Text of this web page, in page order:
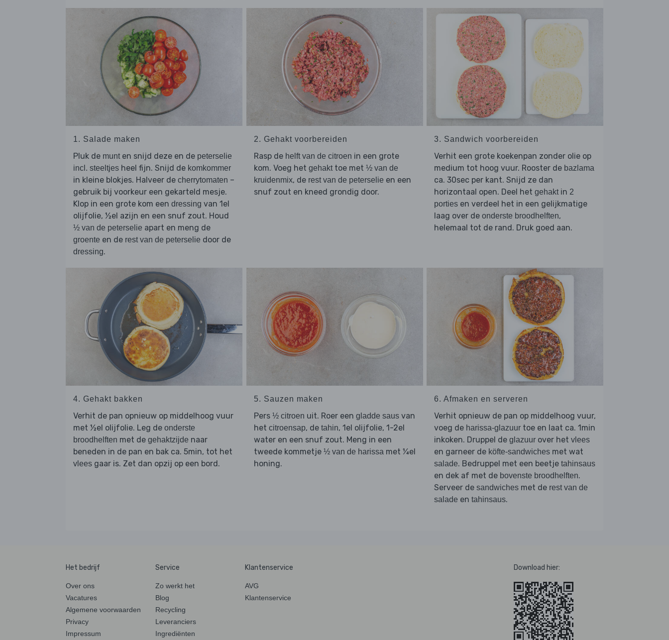
1. Salade maken
Pluk de munten snijd deze en de peterselie
incl. steeltjes heel fijn. Snijd de komkommer
in kleine blokjes. Halveer de cherrytomaten –
gebruik bij voorkeur een gekarteld mesje.
Klop in een grote kom een dressing van 1el
olijfolie, ½el azijn en een snuf zout. Houd
½ van de peterselie apart en meng de
groente en de rest van de peterselie door de
dressing.
2. Gehakt voorbereiden
Rasp de helft van de citroen in een grote
kom. Voeg het gehakttoe met ½ van de
kruidenmix, de rest van de peterselie en een
snuf zout en kneed grondig door.
3. Sandwich voorbereiden
Verhit een grote koekenpan zonder olie op
medium tot hoog vuur. Rooster de bazlama
ca. 30sec per kant. Snijd ze dan
horizontaal open. Deel het gehaktin 2
porties en verdeel het in een gelijkmatige
laag over de onderste broodhelften,
helemaal tot de rand. Druk goed aan.
4. Gehakt bakken
Verhit de pan opnieuw op middelhoog vuur
met ½el olijfolie. Leg de onderste
broodhelften met de gehaktzijde naar
beneden in de pan en bak ca. 5min, tot het
vlees gaar is. Zet dan opzij op een bord.
5. Sauzen maken
Pers ½ citroen uit. Roer een gladde sausvan
het citroensap, de tahin, 1el olijfolie, 1-2el
water en een snuf zout. Meng in een
tweede kommetje ½ van de harissa met ¼el
honing.
6. Afmaken en serveren
Verhit opnieuw de pan op middelhoog vuur,
voeg de harissa-glazuur toe en laat ca. 1min
inkoken. Druppel de glazuur over het vlees
en garneer de köfte-sandwiches met wat
salade. Bedruppel met een beetje tahinsaus
en dek af met de bovenste broodhelften.
Serveer de sandwiches met de rest van de
salade en tahinsaus.
Het bedrijf
Over ons
Vacatures
Algemene voorwaarden
Privacy
Impressum
Service
Zo werkt het
Blog
Recycling
Leveranciers
Ingrediënten
Klantenservice
AVG
Klantenservice
Download hier: